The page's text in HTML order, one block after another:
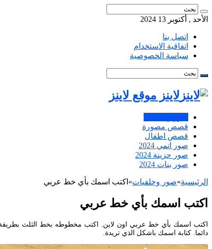
الأحد , أكتوبر 13 2024
اتصل بنا
اتفاقية الاستخدام
سياسة الخصوصية
لاينز موقع لاينز
قصص مصورة
قصص اطفال
صور انمي 2024
صور حزينة 2024
صور بنات 2024
الرئيسية»صور وخلفيات» اكتب اسمك بأي خط عربي
اكتب اسمك بأي خط عربي
دائما. كتابة اسمك باشكل الذي تريدة.